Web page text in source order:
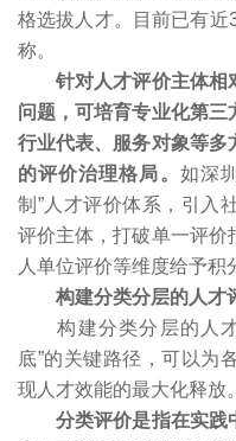
格选拔人才。目前已有近
称。
针对人才评价主体相
问题，可培育专业化第三
行业代表、服务对象等多
的评价治理格局。 如深
制”人才评价体系，引入
评价主体，打破单一评价
人单位评价等维度给予积
构建分类分层的人才
构建分类分层的人才
底”的关键路径，可以为
现人才效能的最大化释放。
分类评价是指在实践